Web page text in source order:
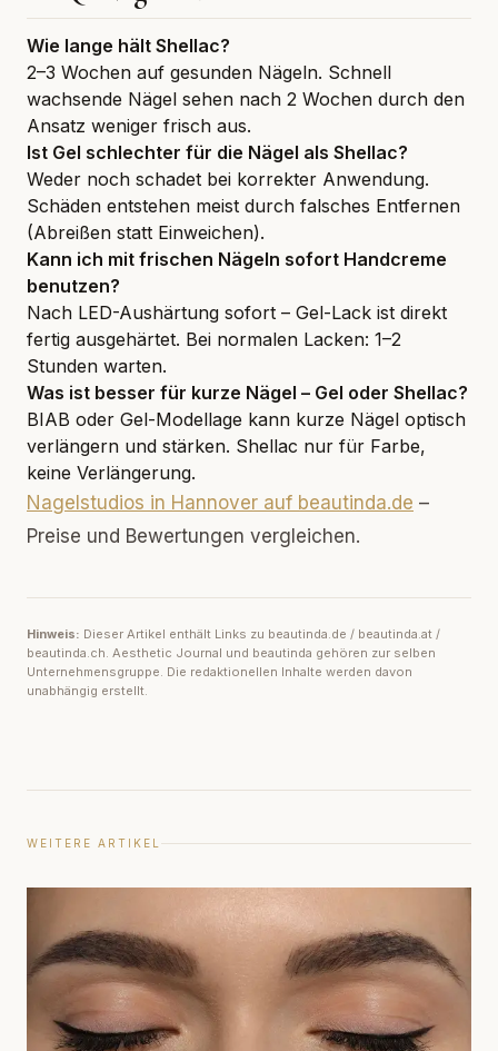
Wie lange hält Shellac?
2–3 Wochen auf gesunden Nägeln. Schnell
wachsende Nägel sehen nach 2 Wochen durch den
Ansatz weniger frisch aus.
Ist Gel schlechter für die Nägel als Shellac?
Weder noch schadet bei korrekter Anwendung.
Schäden entstehen meist durch falsches Entfernen
(Abreißen statt Einweichen).
Kann ich mit frischen Nägeln sofort Handcreme
benutzen?
Nach LED-Aushärtung sofort – Gel-Lack ist direkt
fertig ausgehärtet. Bei normalen Lacken: 1–2
Stunden warten.
Was ist besser für kurze Nägel – Gel oder Shellac?
BIAB oder Gel-Modellage kann kurze Nägel optisch
verlängern und stärken. Shellac nur für Farbe,
keine Verlängerung.
Nagelstudios in Hannover auf beautinda.de –
Preise und Bewertungen vergleichen.
Hinweis: Dieser Artikel enthält Links zu beautinda.de / beautinda.at /
beautinda.ch. Aesthetic Journal und beautinda gehören zur selben
Unternehmensgruppe. Die redaktionellen Inhalte werden davon
unabhängig erstellt.
WEITERE ARTIKEL